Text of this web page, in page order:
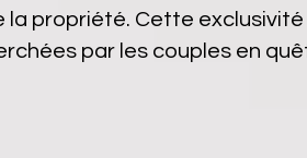
la propriété. Cette
par les couples en